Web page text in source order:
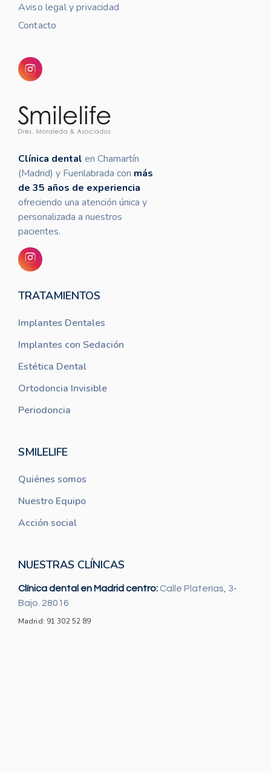
Aviso legal y privacidad
Contacto
Clínica dental en Chamartín
(Madrid) y Fuenlabrada con más
de 35 años de experiencia
ofreciendo una atención única y
personalizada a nuestros
pacientes.
TRATAMIENTOS
Implantes Dentales
Implantes con Sedación
Estética Dental
Ortodoncia Invisible
Periodoncia
SMILELIFE
Quiénes somos
Nuestro Equipo
Acción social
NUESTRAS CLÍNICAS
Clínica dental en Madrid centro: Calle Platerías, 3-
Bajo. 28016
Madrid: 91 302 52 89